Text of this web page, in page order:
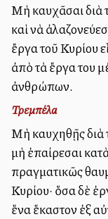
Μὴ καυχᾶσαι διὰ
καὶ νὰ
ἔργα τοῦ Κυρίου
ἀπὸ τὰ ἔργα του
ἀνθρώπων.
Τρεμπέλα
Μὴ καυχηθῇς διὰ
μὴ ἐπαίρεσαι
πραγματικῶς
Κυρίου· ὅσα δὲ
ἕνα ἕκαστον ἐξ